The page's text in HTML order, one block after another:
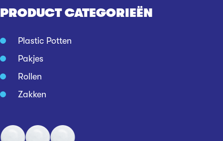
PRODUCT CATEGORIEËN
Plastic Potten
Pakjes
Rollen
Zakken